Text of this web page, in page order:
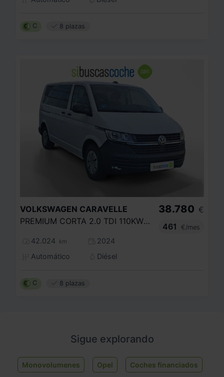
C 8 plazas
VOLKSWAGEN CARAVELLE
PREMIUM CORTA 2.0 TDI 110KW BMT DSG
42.024 km
2024
Automático
Diésel
38.780 €
461
€/mes
C 8 plazas
Sigue explorando
Monovolumenes Opel Coches financiados